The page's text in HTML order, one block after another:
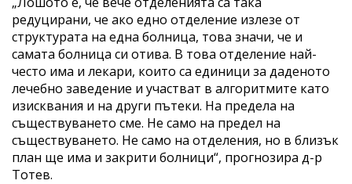
редуцирани, че ако едно отделение излезе от
структурата на една болница, това значи, че и
самата болница си отива. В това отделение най-
често има и лекари, които са единици за даденото
лечебно заведение и участват в алгоритмите като
изисквания и на други пътеки. На предела на
съществуването сме. Не само на предел на
съществуването. Не само на отделения, но в близък
план ще има и закрити болници“, прогнозира д-р
Тотев.